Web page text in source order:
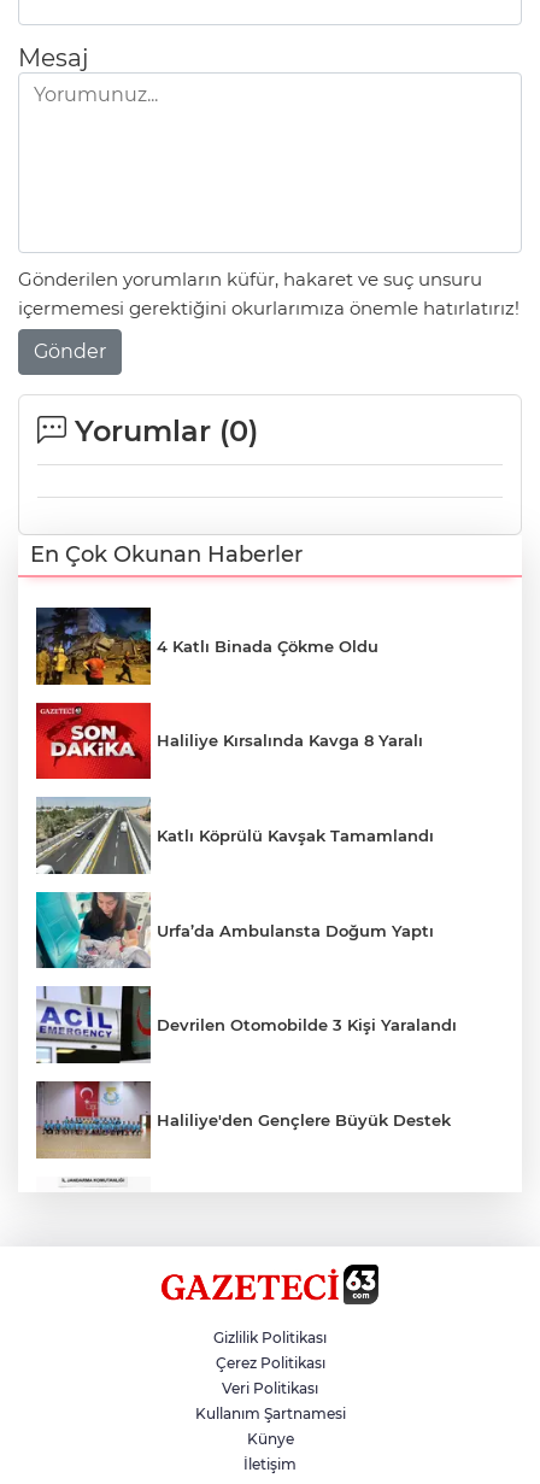
Mesaj
Gönderilen yorumların küfür, hakaret ve suç unsuru
içermemesi gerektiğini okurlarımıza önemle hatırlatırız!
Gönder
Yorumlar (0)
En Çok Okunan Haberler
4 Katlı Binada Çökme Oldu
Haliliye Kırsalında Kavga 8 Yaralı
Katlı Köprülü Kavşak Tamamlandı
Urfa’da Ambulansta Doğum Yaptı
Devrilen Otomobilde 3 Kişi Yaralandı
Haliliye'den Gençlere Büyük Destek
Hikmet Başak’tan Ulaşım Çalışması
Atatürk Bulvarında Asfalt Yenileniyor
Gizlilik Politikası
Çerez Politikası
Veri Politikası
Kullanım Şartnamesi
Künye
İletişim